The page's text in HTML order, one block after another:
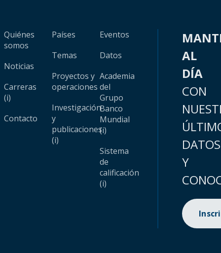
Quiénes
somos
Noticias
Carreras
(i)
Contacto
Países
Temas
Proyectos y
operaciones
Investigación
y
publicaciones
(i)
Eventos
Datos
Academia
del
Grupo
Banco
Mundial
(i)
Sistema
de
calificación
(i)
AL
DÍA
CON
DATOS
Y